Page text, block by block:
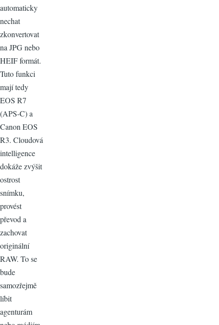
automaticky
nechat
zkonvertovat
na JPG nebo
HEIF formát.
Tuto funkci
mají tedy
EOS R7
(APS-C) a
Canon EOS
R3. Cloudová
intelligence
dokáže zvýšit
ostrost
snímku,
provést
převod a
zachovat
originální
RAW. To se
bude
samozřejmě
líbit
agenturám